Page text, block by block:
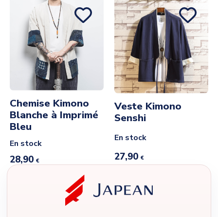
Chemise Kimono
Blanche à Imprimé
Bleu
En stock
28,90 €
Veste Kimono
Senshi
En stock
27,90 €